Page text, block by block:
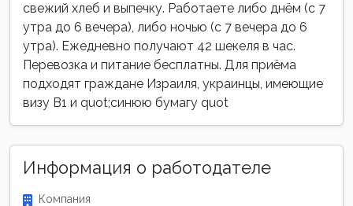
свежий хлеб и выпечку. Работаете либо днём (с 7
утра до 6 вечера), либо ночью (с 7 вечера до 6
утра). Ежедневно получают 42 шекеля в час.
Перевозка и питание бесплатны. Для приёма
подходят граждане Израиля, украинцы, имеющие
визу B1 и quot;синюю бумагу quot
Информация о работодателе
Компания